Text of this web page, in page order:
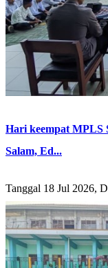
Hari keempat MPLS
Salam, Ed...
Tanggal 18 Jul 2026,